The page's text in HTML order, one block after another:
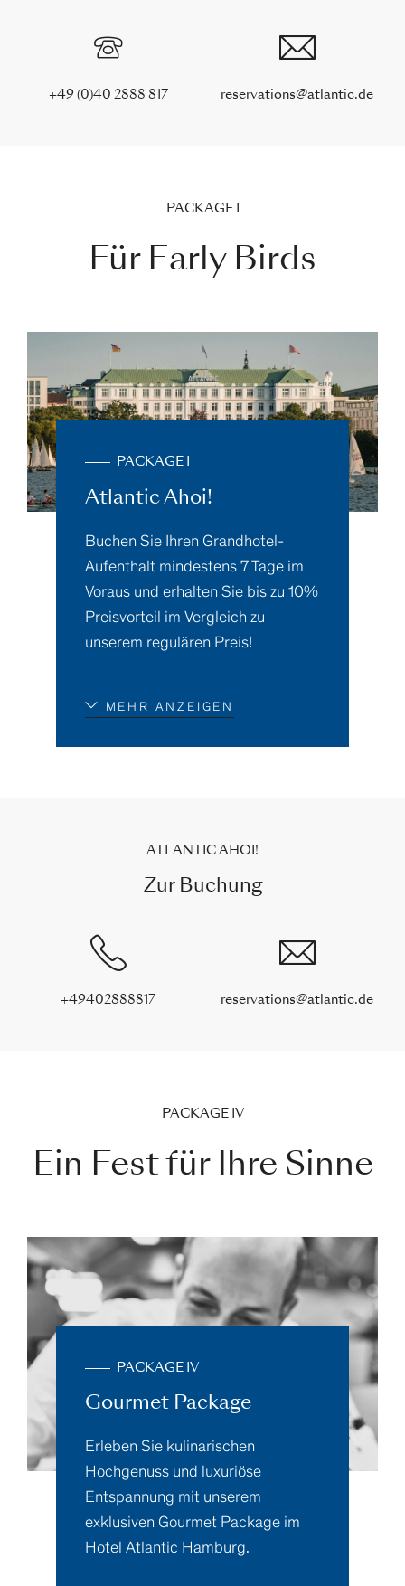
+49 (0)40 2888 817 reservations@atlantic.de
PACKAGE I
Für Early Birds
PACKAGE I
Atlantic Ahoi!
Buchen Sie Ihren Grandhotel-
Aufenthalt mindestens 7 Tage im
Voraus und erhalten Sie bis zu 10%
Preisvorteil im Vergleich zu
unserem regulären Preis!
MEHR ANZEIGEN
ATLANTIC AHOI!
Zur Buchung
+49402888817 reservations@atlantic.de
PACKAGE IV
Ein Fest für Ihre Sinne
PACKAGE IV
Gourmet Package
Erleben Sie kulinarischen
Hochgenuss und luxuriöse
Entspannung mit unserem
exklusiven Gourmet Package im
Hotel Atlantic Hamburg.